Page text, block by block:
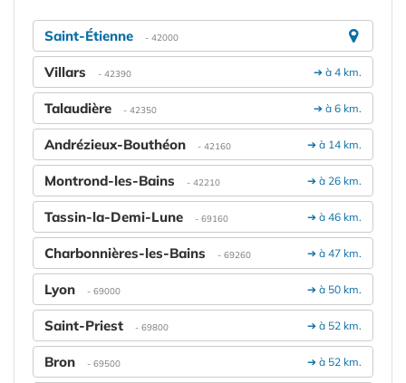
Saint-Étienne - 42000
➔ à 4 km.
Villars - 42390
➔ à 6 km.
Talaudière - 42350
➔ à 14 km.
Andrézieux-Bouthéon - 42160
➔ à 26 km.
Montrond-les-Bains - 42210
➔ à 46 km.
Tassin-la-Demi-Lune - 69160
➔ à 47 km.
Charbonnières-les-Bains - 69260
➔ à 50 km.
Lyon - 69000
➔ à 52 km.
Saint-Priest - 69800
➔ à 52 km.
Bron - 69500